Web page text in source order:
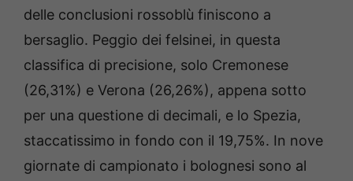
delle conclusioni rossoblù finiscono a
bersaglio. Peggio dei felsinei, in questa
classifica di precisione, solo Cremonese
(26,31%) e Verona (26,26%), appena sotto
per una questione di decimali, e lo Spezia,
staccatissimo in fondo con il 19,75%. In nove
giornate di campionato i bolognesi sono al